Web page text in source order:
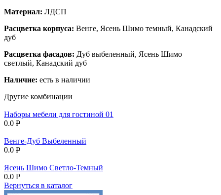
Материал: ЛДСП
Расцветка корпуса: Венге, Ясень Шимо темный, Канадский
дуб
Расцветка фасадов: Дуб выбеленный, Ясень Шимо
светлый, Канадский дуб
Наличие: есть в наличии
Другие комбинации
Наборы мебели для гостиной 01
0.0 P
Венге-Дуб Выбеленный
0.0 P
Ясень Шимо Светло-Темный
0.0 P
Вернуться в каталог